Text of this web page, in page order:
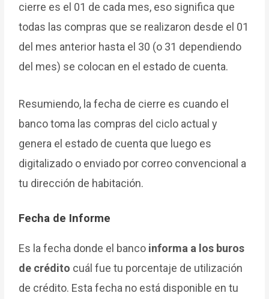
cierre es el 01 de cada mes, eso significa que
todas las compras que se realizaron desde el 01
del mes anterior hasta el 30 (o 31 dependiendo
del mes) se colocan en el estado de cuenta.
Resumiendo, la fecha de cierre es cuando el
banco toma las compras del ciclo actual y
genera el estado de cuenta que luego es
digitalizado o enviado por correo convencional a
tu dirección de habitación.
Fecha de Informe
Es la fecha donde el banco informa a los buros
de crédito cuál fue tu porcentaje de utilización
de crédito. Esta fecha no está disponible en tu